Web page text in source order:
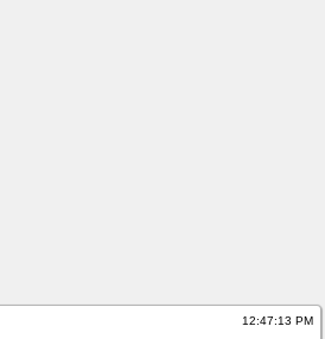
12:47:13 PM